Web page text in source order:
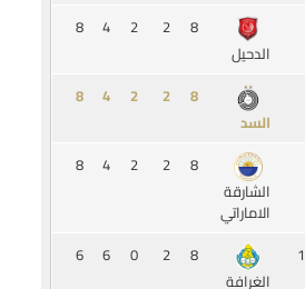
الدحيل
8
2
2
4
8
السد
8
2
2
4
8
الشارقة
الاماراتي
8
2
2
4
8
الغرافة
8
2
0
6
6